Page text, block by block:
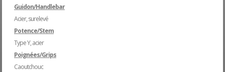
Guidon/Handlebar
Acier, surelevé
Potence/Stem
Type Y, acier
Poignées/Grips
Caoutchouc